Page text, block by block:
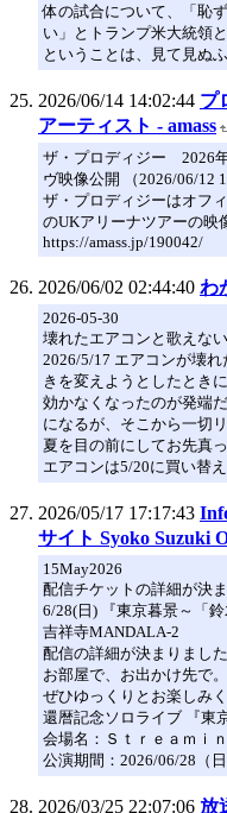
体の試合について、「恥
い」とトランプ米大統領
ということは、見て見ぬ
2026/06/14 14:02:44 プ
アーティスト - amass
ザ・プロディジー 2026
ヴ映像公開 （2026/06/12
ザ・プロディジーはオフ
のUKアリーナツアーの
https://amass.jp/190042/
2026/06/02 02:44:40 わ
2026-05-30
壊れたエアコンと歌えな
2026/5/17 エアコンが壊
きを変えようとしたとき
効かなくなったのが発端
になるが、そこから一切
夏を目の前にしてお先真
エアコンは5/20に買い替
2026/05/17 17:17:43
サイト Syoko Suzuki
15May2026
配信チケットの詳細が決
6/28(日) 『東京暮景～「
吉祥寺MANDALA-2
配信の詳細が決まりました
お部屋で、お出かけ先で。
ぜひゆっくりとお楽しみ
還暦記念ソロライブ 『東
会場名：Ｓｔｒｅａｍｉ
公演期間：2026/06/28（
2026/03/25 22:07:06 放